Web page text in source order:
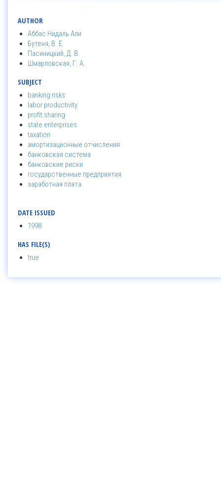
AUTHOR
Аббас Нидаль Али
Бутеня, В. Е.
Пасиницкий, Д. В.
Шмарловская, Г. А.
SUBJECT
banking risks
labor productivity
profit sharing
state enterprises
taxation
амортизационные отчисления
банковская система
банковские риски
государственные предприятия
заработная плата
DATE ISSUED
1998
HAS FILE(S)
true